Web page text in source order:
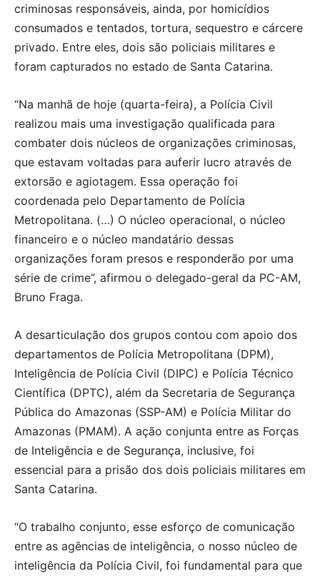
criminosas responsáveis, ainda, por homicídios
consumados e tentados, tortura, sequestro e cárcere
privado. Entre eles, dois são policiais militares e
foram capturados no estado de Santa Catarina.
“Na manhã de hoje (quarta-feira), a Polícia Civil
realizou mais uma investigação qualificada para
combater dois núcleos de organizações criminosas,
que estavam voltadas para auferir lucro através de
extorsão e agiotagem. Essa operação foi
coordenada pelo Departamento de Polícia
Metropolitana. (…) O núcleo operacional, o núcleo
financeiro e o núcleo mandatário dessas
organizações foram presos e responderão por uma
série de crime”, afirmou o delegado-geral da PC-AM,
Bruno Fraga.
A desarticulação dos grupos contou com apoio dos
departamentos de Polícia Metropolitana (DPM),
Inteligência de Polícia Civil (DIPC) e Polícia Técnico
Científica (DPTC), além da Secretaria de Segurança
Pública do Amazonas (SSP-AM) e Polícia Militar do
Amazonas (PMAM). A ação conjunta entre as Forças
de Inteligência e de Segurança, inclusive, foi
essencial para a prisão dos dois policiais militares em
Santa Catarina.
“O trabalho conjunto, esse esforço de comunicação
entre as agências de inteligência, o nosso núcleo de
inteligência da Polícia Civil, foi fundamental para que